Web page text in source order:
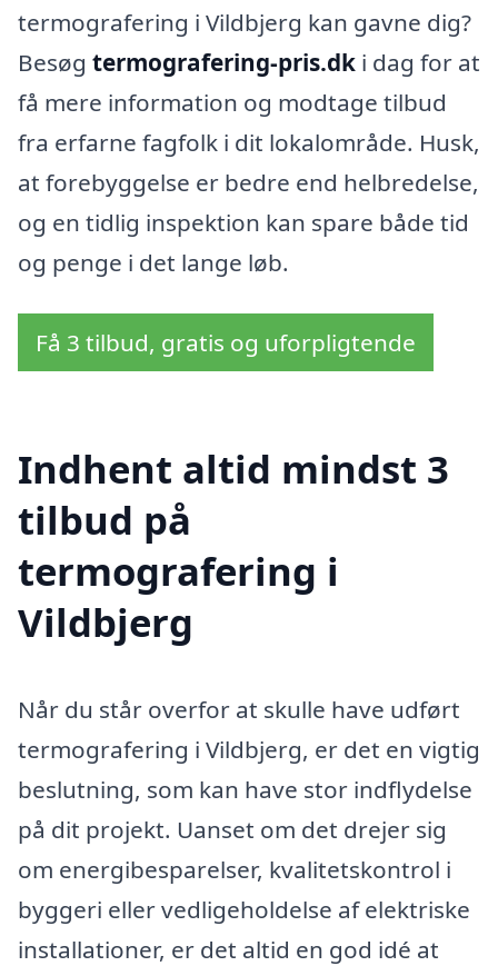
termografering i Vildbjerg kan gavne dig?
Besøg termografering-pris.dk i dag for at
få mere information og modtage tilbud
fra erfarne fagfolk i dit lokalområde. Husk,
at forebyggelse er bedre end helbredelse,
og en tidlig inspektion kan spare både tid
og penge i det lange løb.
Få 3 tilbud, gratis og uforpligtende
Indhent altid mindst 3
tilbud på
termografering i
Vildbjerg
Når du står overfor at skulle have udført
termografering i Vildbjerg, er det en vigtig
beslutning, som kan have stor indflydelse
på dit projekt. Uanset om det drejer sig
om energibesparelser, kvalitetskontrol i
byggeri eller vedligeholdelse af elektriske
installationer, er det altid en god idé at